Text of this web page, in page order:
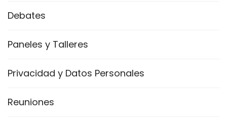
Debates
Paneles y Talleres
Privacidad y Datos Personales
Reuniones